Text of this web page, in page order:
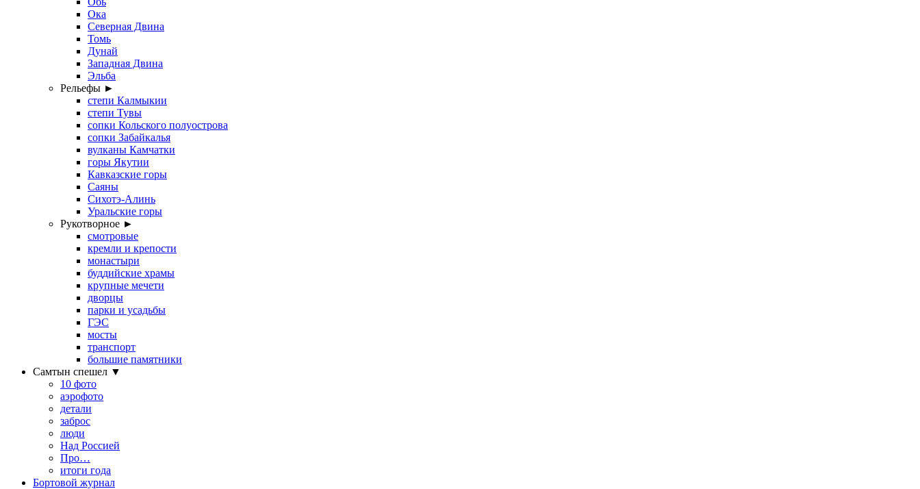
Ока
Северная Двина
Томь
Дунай
Западная Двина
Эльба
Рельефы ►
степи Калмыкии
степи Тувы
сопки Кольского полуострова
сопки Забайкалья
вулканы Камчатки
горы Якутии
Кавказские горы
Саяны
Сихотэ-Алинь
Уральские горы
Рукотворное ►
смотровые
кремли и крепости
монастыри
буддийские храмы
крупные мечети
дворцы
парки и усадьбы
ГЭС
мосты
транспорт
большие памятники
Самтын спешел ▼
10 фото
аэрофото
детали
заброс
люди
Над Россией
Про…
итоги года
Бортовой журнал